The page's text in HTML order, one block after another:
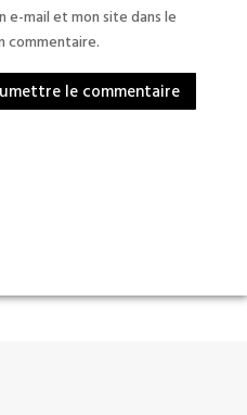
e-mail et mon site dans le
commentaire.
le commentaire